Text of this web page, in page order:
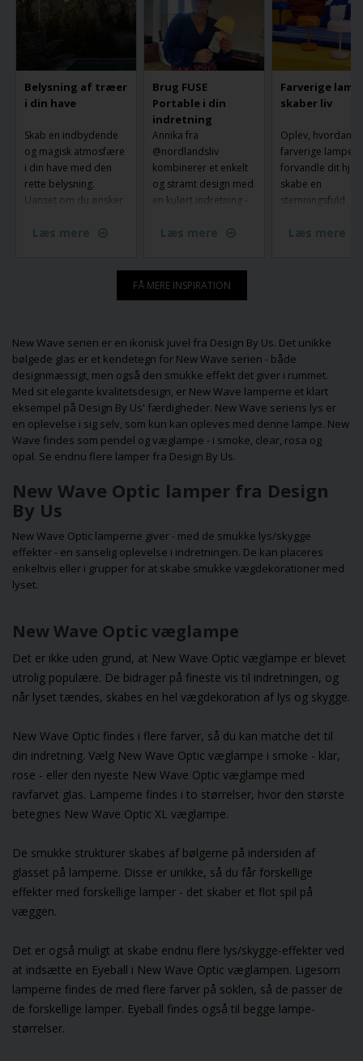
Belysning af træer
i din have
Skab en indbydende
og magisk atmosfære
i din have med den
rette belysning.
Uanset om du ønsker
stier eller skabe
vælger den perfekte
belysning, der både
giver funktionalitet og
skaber en smuk,
hyggelig stemning, så
du kan nyde din have
hele året rundt, selv
når vintermørket
Læs mere
Brug FUSE
Portable i din
indretning
Annika fra
@nordlandsliv
kombinerer et enkelt
og stramt design med
en kulørt indretning -
Portable fra Made by
Læs mere
Farverige
skaber liv
Oplev, hvordan
farverige lamper
forvandle dit
skabe en
stemningsfuld
unikke designs og
Lad dig inspirere
find den perfekte
farverige lampe,
passer til dine
din smag!
Læs mere
FÅ MERE INSPIRATION
New Wave serien er en ikonisk juvel fra Design By Us. Det unikke
bølgede glas er et kendetegn for New Wave serien - både
designmæssigt, men også den smukke effekt det giver i rummet.
Med sit elegante kvalitetsdesign, er New Wave lamperne et klart
eksempel på Design By Us' færdigheder. New Wave seriens lys er
en oplevelse i sig selv, som kun kan opleves med denne lampe. New
Wave findes som pendel ogvæglampe - i smoke, clear, rosa og
opal. Se endnu flere lamper fra Design By Us.
New Wave Optic lamper fra Design
By Us
New Wave Optic lamperne giver - med de smukke lys/skygge
effekter - en sanselig oplevelse i indretningen. De kan placeres
enkeltvis eller i grupper for at skabe smukke vægdekorationer med
lyset.
New Wave Optic væglampe
Det er ikke uden grund, at New Wave Optic væglampe er blevet
utrolig populære. De bidrager på fineste vis til indretningen, og
når lyset tændes, skabes en hel vægdekoration af lys og skygge.
New Wave Optic findes i flere farver, så du kan matche det til
din indretning. Vælg New Wave Optic væglampe i smoke - klar,
rose - eller den nyeste New Wave Optic væglampe med
ravfarvet glas. Lamperne findes i to størrelser, hvor den største
betegnes New Wave Optic XL væglampe.
De smukke strukturer skabes af bølgerne på indersiden af
glasset på lamperne. Disse er unikke, så du får forskellige
effekter med forskellige lamper - det skaber et flot spil på
væggen.
Det er også muligt at skabe endnu flere lys/skygge-effekter ved
at indsætte en Eyeball i New Wave Optic væglampen. Ligesom
lamperne findes de med flere farver på soklen, så de passer de
de forskellige lamper. Eyeball findes også til begge lampe-
størrelser.